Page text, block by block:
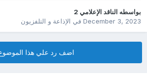
بواسطهالناقد الإعلامي 2
December 3, 2023في الإذاعة و التلفزيون
اضف رد علي هذا الموضوع